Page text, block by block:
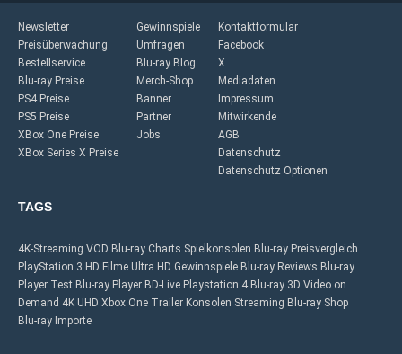
Newsletter
Preisüberwachung
Bestellservice
Blu-ray Preise
PS4 Preise
PS5 Preise
XBox One Preise
XBox Series X Preise
Gewinnspiele
Umfragen
Blu-ray Blog
Merch-Shop
Banner
Partner
Jobs
Kontaktformular
Facebook
X
Mediadaten
Impressum
Mitwirkende
AGB
Datenschutz
Datenschutz Optionen
TAGS
4K-Streaming VOD Blu-ray Charts Spielkonsolen Blu-ray Preisvergleich
PlayStation 3 HD Filme Ultra HD Gewinnspiele Blu-ray Reviews Blu-ray
Player Test Blu-ray Player BD-Live Playstation 4 Blu-ray 3D Video on
Demand 4K UHD Xbox One Trailer Konsolen Streaming Blu-ray Shop
Blu-ray Importe